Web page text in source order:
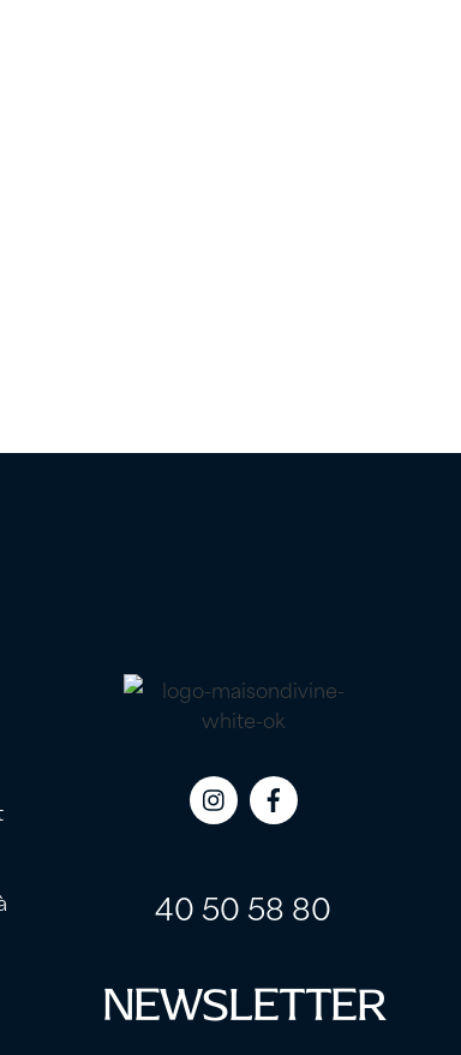
Icon
Icon
40 50 58 80
NEWSLETTER